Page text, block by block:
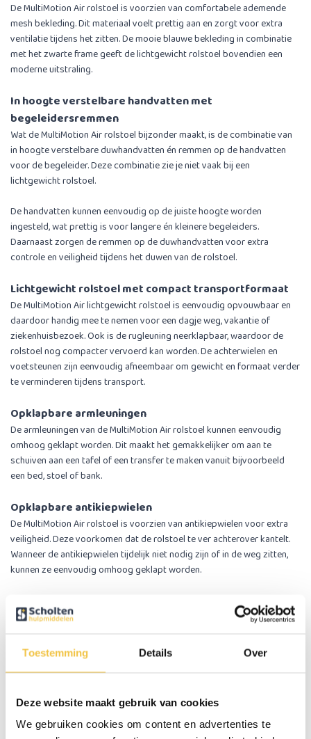
Toestemming Details Over
Deze website maakt gebruik van cookies
We gebruiken cookies om content en advertenties te
De MultiMotion Air rolstoel is voorzien van comfortabele ademende
mesh bekleding. Dit materiaal voelt prettig aan en zorgt voor extra
ventilatie tijdens het zitten. De mooie blauwe bekleding in combinatie
met het zwarte frame geeft de lichtgewicht rolstoel bovendien een
moderne uitstraling.
In hoogte verstelbare handvatten met
begeleidersremmen
Wat de MultiMotion Air rolstoel bijzonder maakt, is de combinatie van
in hoogte verstelbare duwhandvatten én remmen op de handvatten
voor de begeleider. Deze combinatie zie je niet vaak bij een
lichtgewicht rolstoel.
De handvatten kunnen eenvoudig op de juiste hoogte worden
ingesteld, wat prettig is voor langere én kleinere begeleiders.
Daarnaast zorgen de remmen op de duwhandvatten voor extra
controle en veiligheid tijdens het duwen van de rolstoel.
Lichtgewicht rolstoel met compact transportformaat
De MultiMotion Air lichtgewicht rolstoel is eenvoudig opvouwbaar en
daardoor handig mee te nemen voor een dagje weg, vakantie of
ziekenhuisbezoek. Ook is de rugleuning neerklapbaar, waardoor de
rolstoel nog compacter vervoerd kan worden. De achterwielen en
voetsteunen zijn eenvoudig afneembaar om gewicht en formaat verder
te verminderen tijdens transport.
Opklapbare armleuningen
De armleuningen van de MultiMotion Air rolstoel kunnen eenvoudig
omhoog geklapt worden. Dit maakt het gemakkelijker om aan te
schuiven aan een tafel of een transfer te maken vanuit bijvoorbeeld
een bed, stoel of bank.
Opklapbare antikiepwielen
De MultiMotion Air rolstoel is voorzien van antikiepwielen voor extra
veiligheid. Deze voorkomen dat de rolstoel te ver achterover kantelt.
Wanneer de antikiepwielen tijdelijk niet nodig zijn of in de weg zitten,
kunnen ze eenvoudig omhoog geklapt worden.
Achter op de rugleuning bevindt zich een handig opbergvakje voor het
papieren.
buitengebruik.